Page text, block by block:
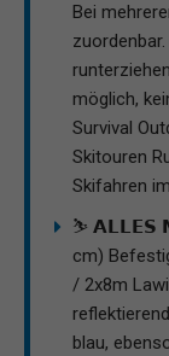
Bei
möglich,
Survival
Skitouren
Skifahren
⛷ 𝗔𝗟𝗟𝗘𝗦
cm)
/ 2x8m
blau,